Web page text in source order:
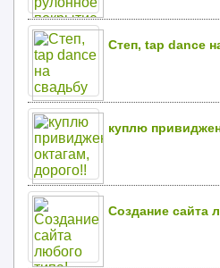
Степ, tap dance
куплю
Создание сайта